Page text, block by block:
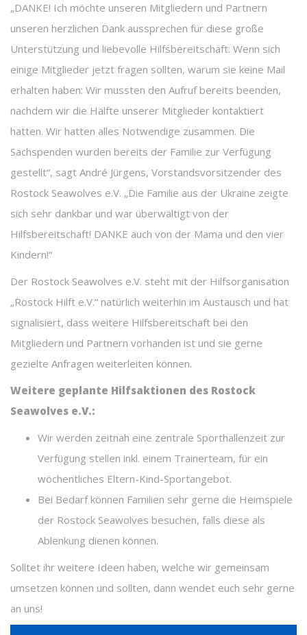
„DANKE! Ich möchte unseren Mitgliedern und Partnern
unseren herzlichen Dank aussprechen für diese große
Unterstützung und liebevolle Hilfsbereitschaft. Wenn sich
einige Mitglieder jetzt fragen sollten, warum sie keine Mail
erhalten haben: Wir mussten den Aufruf bereits beenden,
nachdem wir die Hälfte unserer Mitglieder kontaktiert
hatten. Wir hatten alles Notwendige zusammen. Die
Sachspenden wurden bereits der Familie zur Verfügung
gestellt“, sagt André Jürgens, Vorstandsvorsitzender des
Rostock Seawolves e.V. „Die Familie aus der Ukraine zeigte
sich sehr dankbar und war überwältigt von der
Hilfsbereitschaft! DANKE auch von der Mama und den vier
Kindern!“
Der Rostock Seawolves e.V. steht mit der Hilfsorganisation
„Rostock Hilft e.V.“ natürlich weiterhin im Austausch und hat
signalisiert, dass weitere Hilfsbereitschaft bei den
Mitgliedern und Partnern vorhanden ist und sie gerne
gezielte Anfragen weiterleiten können.
Weitere geplante Hilfsaktionen des Rostock
Seawolves e.V.:
Wir werden zeitnah eine zentrale Sporthallenzeit zur
Verfügung stellen inkl. einem Trainerteam, für ein
wöchentliches Eltern-Kind-Sportangebot.
Bei Bedarf können Familien sehr gerne die Heimspiele
der Rostock Seawolves besuchen, falls diese als
Ablenkung dienen können.
Solltet ihr weitere Ideen haben, welche wir gemeinsam
umsetzen können und sollten, dann wendet euch sehr gerne
an uns!